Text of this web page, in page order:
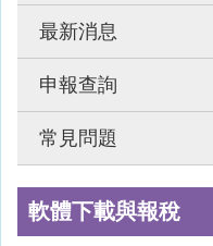
最新消息
申報查詢
常見問題
軟體下載與報稅